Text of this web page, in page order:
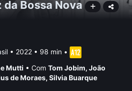
da Bossa Nova
• 2022 • 98 min •
Mutti • Com Tom Jobim, João
de Moraes, Silvia Buarque